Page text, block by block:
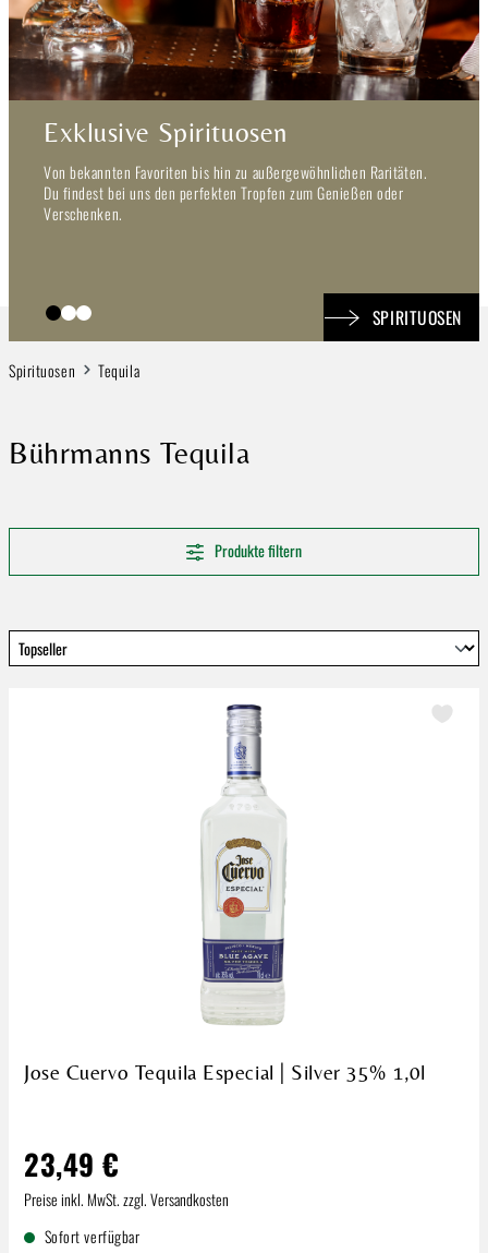
Raritäten.
zum Genießen oder
Weine aus aller
Tauch ein in unsere vielfältige
Anbaugebieten weltweit. Ob
Spirituosen Tequila
Bührmanns Tequila
Produkte filtern
Jose Cuervo Tequila Especial | Silver 35% 1,0l
23,49 €
Regulärer Preis:
Preise inkl. MwSt. zzgl. Versandkosten
Sofort verfügbar